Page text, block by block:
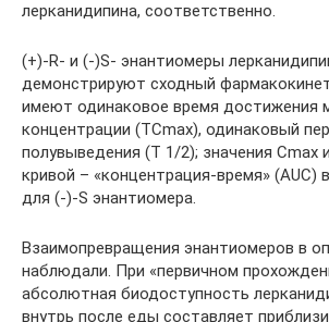
лерканидипина, соответственно.
(+)-R- и (-)S- энантиомеры
демонстрируют сходный
имеют одинаковое время достижения
концентрации (ТСmax), одинаковый
полувыведения (Т 1/2); значения Сmax
кривой – «концентрация-время» (AUC)
для (-)-S энантиомера.
Взаимопревращения энантиомеров в
наблюдали. При «первичном
абсолютная биодоступность
внутрь после еды составляет